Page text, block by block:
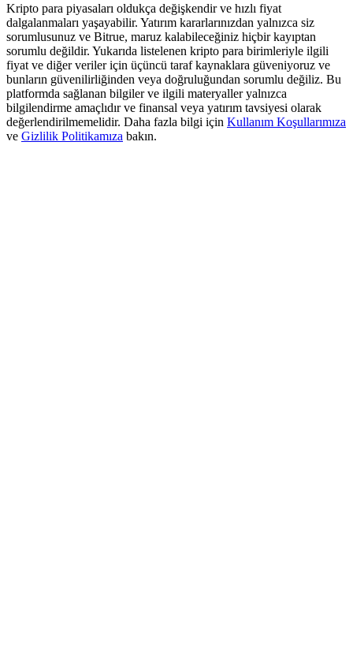
Trade Gold & Silver · 33,333 USDT Bonus
USDT New User Exclusive 10% APR
USDT Flexible Staking | Daily Rewards
Kripto para piyasaları oldukça değişkendir ve hızlı fiyat
dalgalanmaları yaşayabilir. Yatırım kararlarınızdan yalnızca siz
sorumlusunuz ve Bitrue, maruz kalabileceğiniz hiçbir kayıptan
sorumlu değildir. Yukarıda listelenen kripto para birimleriyle ilgili
fiyat ve diğer veriler için üçüncü taraf kaynaklara güveniyoruz ve
bunların güvenilirliğinden veya doğruluğundan sorumlu değiliz. Bu
platformda sağlanan bilgiler ve ilgili materyaller yalnızca
bilgilendirme amaçlıdır ve finansal veya yatırım tavsiyesi olarak
değerlendirilmemelidir. Daha fazla bilgi için Kullanım Koşullarımıza
ve Gizlilik Politikamıza bakın.